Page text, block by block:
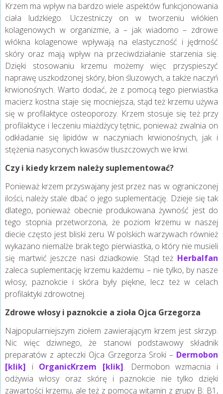
Krzem ma wpływ na bardzo wiele aspektów funkcjonowania
ciała ludzkiego. Uczestniczy on w tworzeniu włókien
kolagenowych w organizmie, a – jak wiadomo – zdrowe
włókna kolagenowe wpływają na elastyczność i jędrność
skóry oraz mają wpływ na przeciwdziałanie starzenia się.
Dzięki stosowaniu krzemu możemy więc przyspieszyć
naprawę uszkodzonej skóry, błon śluzowych, a także naczyń
krwionośnych. Warto dodać, że z pomocą tego pierwiastka
macierz kostna staje się mocniejsza, stąd też krzemu używa
się w profilaktyce osteoporozy. Krzem stosuje się też przy
profilaktyce i leczeniu miażdżycy tętnic, ponieważ zwalnia on
odkładanie się lipidów w naczyniach krwionośnych, jak i
stężenia nasyconych kwasów tłuszczowych we krwi.
Czy i kiedy krzem należy suplementować?
Ponieważ krzem przyswajany jest przez nas w ograniczonej
ilości, należy stale dbać o jego suplementację. Dzieje się tak
dlatego, ponieważ obecnie produkowana żywność jest do
tego stopnia przetworzona, że poziom krzemu w naszej
diecie często jest bliski zeru. W polskich warzywach również
wykazano niemalże brak tego pierwiastka, o który nie musieli
się martwić jeszcze nasi dziadkowie. Stąd też Herbalfan
zaleca suplementację krzemu każdemu – nie tylko, by nasze
włosy, paznokcie i skóra były piękne, lecz też w celach
profilaktyki zdrowotnej.
Zdrowe włosy i paznokcie a zioła Ojca Grzegorza
Najpopularniejszym ziołem zawierającym krzem jest skrzyp.
Nic więc dziwnego, że stanowi podstawowy składnik
preparatów z apteczki Ojca Grzegorza Sroki – Dermobon
[klik] i OrganicKrzem [klik]. Dermobon wzmacnia i
odżywia włosy oraz skórę i paznokcie nie tylko dzięki
zawartości krzemu, ale też z pomocą witamin z grupy B: B1,